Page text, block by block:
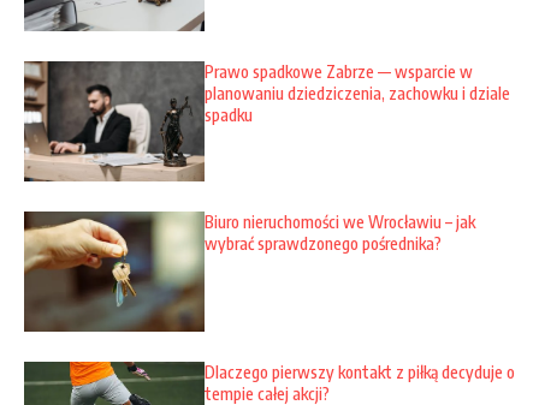
Prawo spadkowe Zabrze — wsparcie w
planowaniu dziedziczenia, zachowku i dziale
spadku
Biuro nieruchomości we Wrocławiu – jak
wybrać sprawdzonego pośrednika?
Dlaczego pierwszy kontakt z piłką decyduje o
tempie całej akcji?